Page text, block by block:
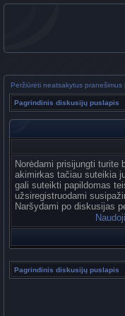
Peržiūrėti neatsakytus pranešimus
Pagrindinis diskusijų puslapis
Norėdami prisijungti
akimirkas tačiau suteikia
gali suteikti papildomas
užsiregistruodami
Naršydami po diskusijas
Pagrindinis diskusijų puslapis